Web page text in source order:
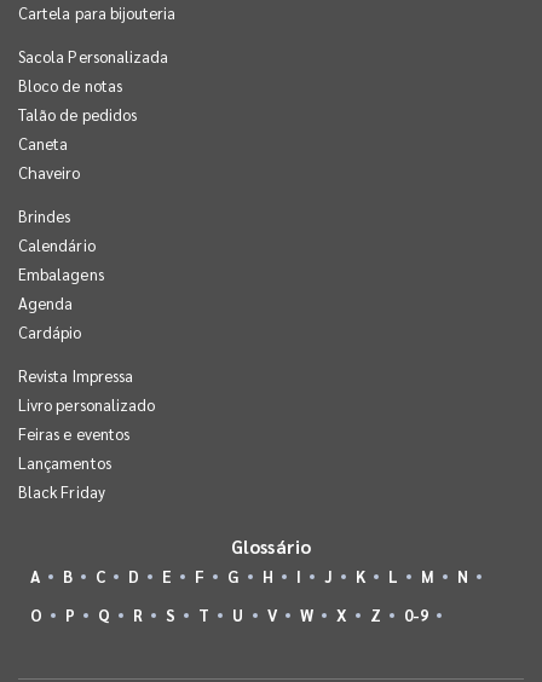
Cartela para bijouteria
Sacola Personalizada
Bloco de notas
Talão de pedidos
Caneta
Chaveiro
Brindes
Calendário
Embalagens
Agenda
Cardápio
Revista Impressa
Livro personalizado
Feiras e eventos
Lançamentos
Black Friday
Glossário
A B C D E F G H I J K L M
N
O
P Q R S T U V W X Z 0-9